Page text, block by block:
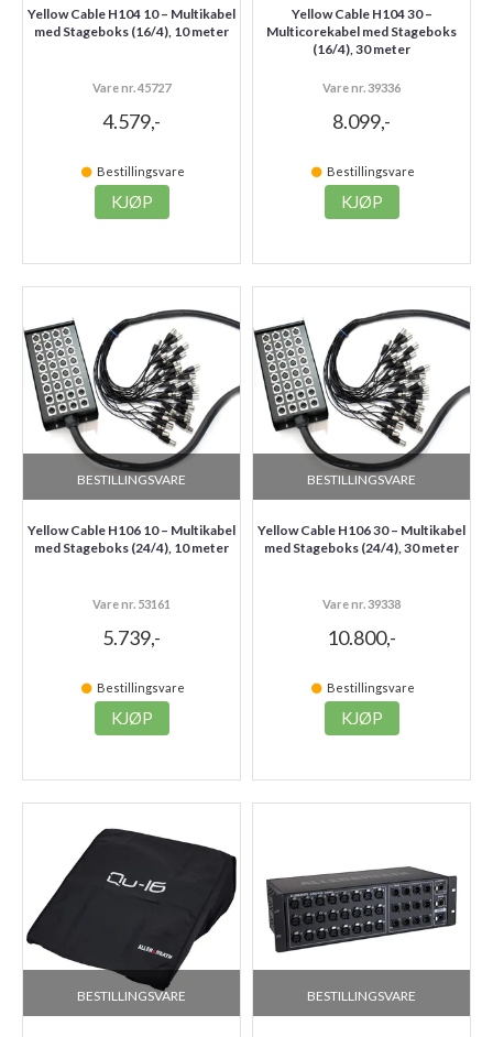
Yellow Cable H104 10 – Multikabel
med Stageboks (16/4), 10 meter
Vare nr. 45727
4.579,-
Bestillingsvare
KJØP
Yellow Cable H104 30 –
Multicorekabel med Stageboks
(16/4), 30 meter
Vare nr. 39336
8.099,-
Bestillingsvare
KJØP
BESTILLINGSVARE
Yellow Cable H106 10 – Multikabel
med Stageboks (24/4), 10 meter
Vare nr. 53161
5.739,-
Bestillingsvare
KJØP
BESTILLINGSVARE
Yellow Cable H106 30 – Multikabel
med Stageboks (24/4), 30 meter
Vare nr. 39338
10.800,-
Bestillingsvare
KJØP
BESTILLINGSVARE BESTILLINGSVARE